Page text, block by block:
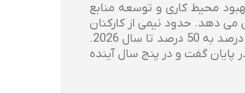
محیط کاری و توسعه منابع
دهد. حدود نیمی از کارکنان
دائمی زن هستند و بیش از 40 درصد از آنها در پست های مدیریتی هستند، با هدف افزایش این درصد به 50 درصد تا سال 2026.
پایان گفت و در پنج سال آینده